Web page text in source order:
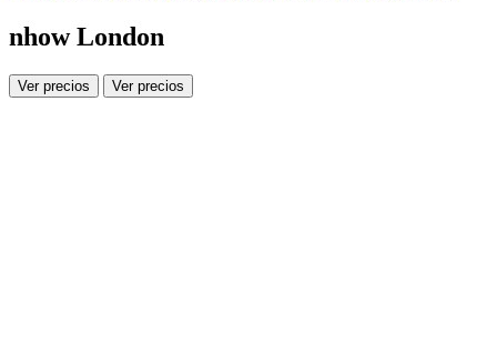
nhow London
Ver precios Ver precios